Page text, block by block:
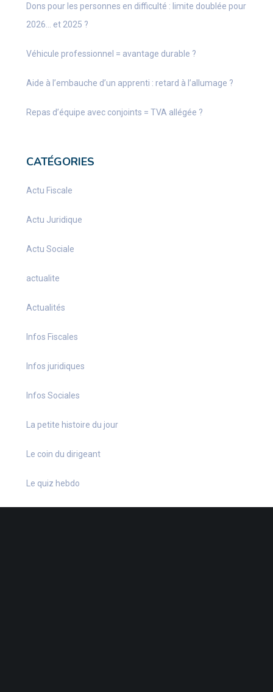
Dons pour les personnes en difficulté : limite doublée pour
2026… et 2025 ?
Véhicule professionnel = avantage durable ?
Aide à l’embauche d’un apprenti : retard à l’allumage ?
Repas d’équipe avec conjoints = TVA allégée ?
CATÉGORIES
Actu Fiscale
Actu Juridique
Actu Sociale
actualite
Actualités
Infos Fiscales
Infos juridiques
Infos Sociales
La petite histoire du jour
Le coin du dirigeant
Le quiz hebdo